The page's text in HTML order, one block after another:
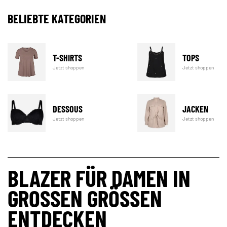
BELIEBTE KATEGORIEN
T-SHIRTS
Jetzt shoppen
TOPS
Jetzt shoppen
DESSOUS
Jetzt shoppen
JACKEN
Jetzt shoppen
BLAZER FÜR DAMEN IN
GROSSEN GRÖSSEN EN
TDECKEN